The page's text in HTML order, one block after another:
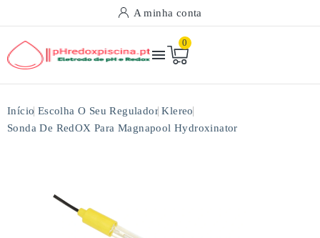
A minha conta

0
Início Escolha O Seu Regulador Klereo
Sonda De RedOX Para Magnapool Hydroxinator